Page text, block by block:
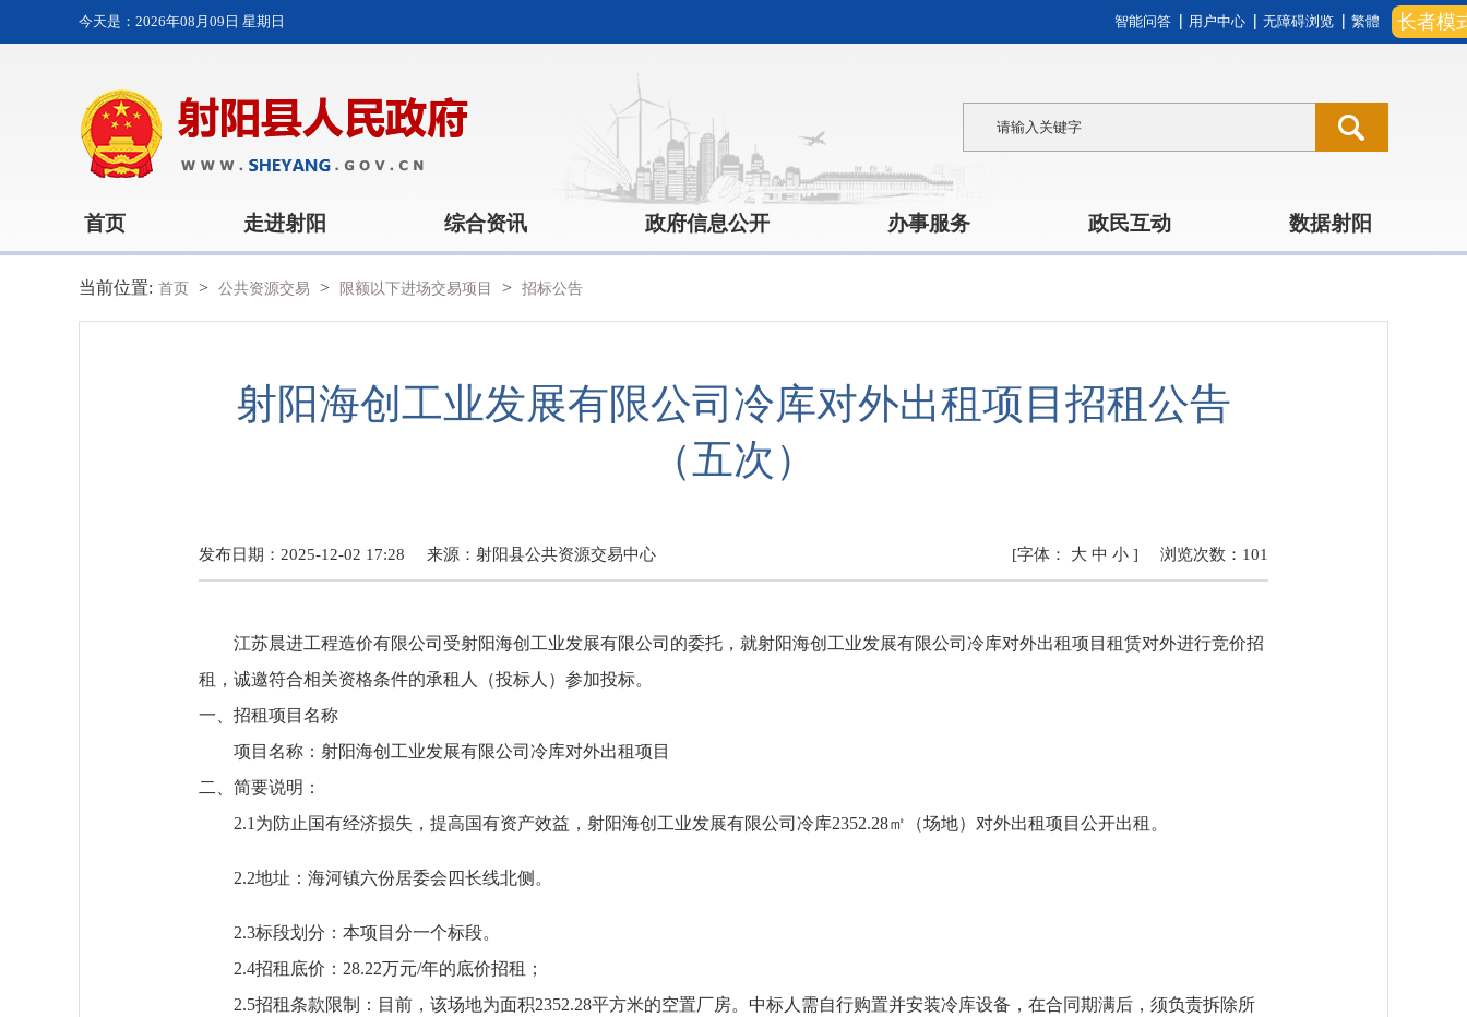
长者模
今天是： 2026年08月09日 星期日 智能问答 用户中心 无障碍浏览 繁體
首页 走进射阳 综合资讯 政府信息公开 办事服务 政民互动 数据射阳
当前位置: 首页 > 公共资源交易 > 限额以下进场交易项目 > 招标公告
射阳海创工业发展有限公司冷库对外出租项目招租公告
（五次）
发布日期：2025-12-02 17:28 来源： 射阳县公共资源交易中心 浏览次数： 101
[字体： 大 中 小 ]
江苏晨进工程造价有限公司受射阳海创工业发展有限公司 的委托，就射阳海创工业发展有限公司冷库对外出租项目 租赁对外进行竞价招
租，诚邀符合相关资格条件的承租人（投标人）参加投标。
一、招租项目名称
项目名称 ： 射阳海创工业发展有限公司冷库对外出租项目
二、简要说明：
2.1 为防止国有经济损失，提高国有资产效益， 射阳海创工业发展有限公司冷库2352.28㎡（场地）对外出租项目 公开出租。
2.2地址：海河镇六份居委会四长线北侧。
2.3标段划分： 本项目分一个标段。
2.4招租底价： 28.22万元/年的底价招租；
2.5招租条款限制： 目前，该场地为面积2352.28平方米的空置厂房。中标人需自行购置并安装冷库设备，在合同期满后，须负责拆除所